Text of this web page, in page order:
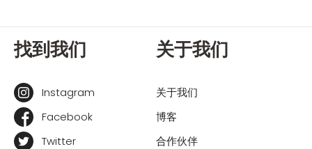
找到我们
Instagram
Facebook
Twitter
关于我们
关于我们
博客
合作伙伴